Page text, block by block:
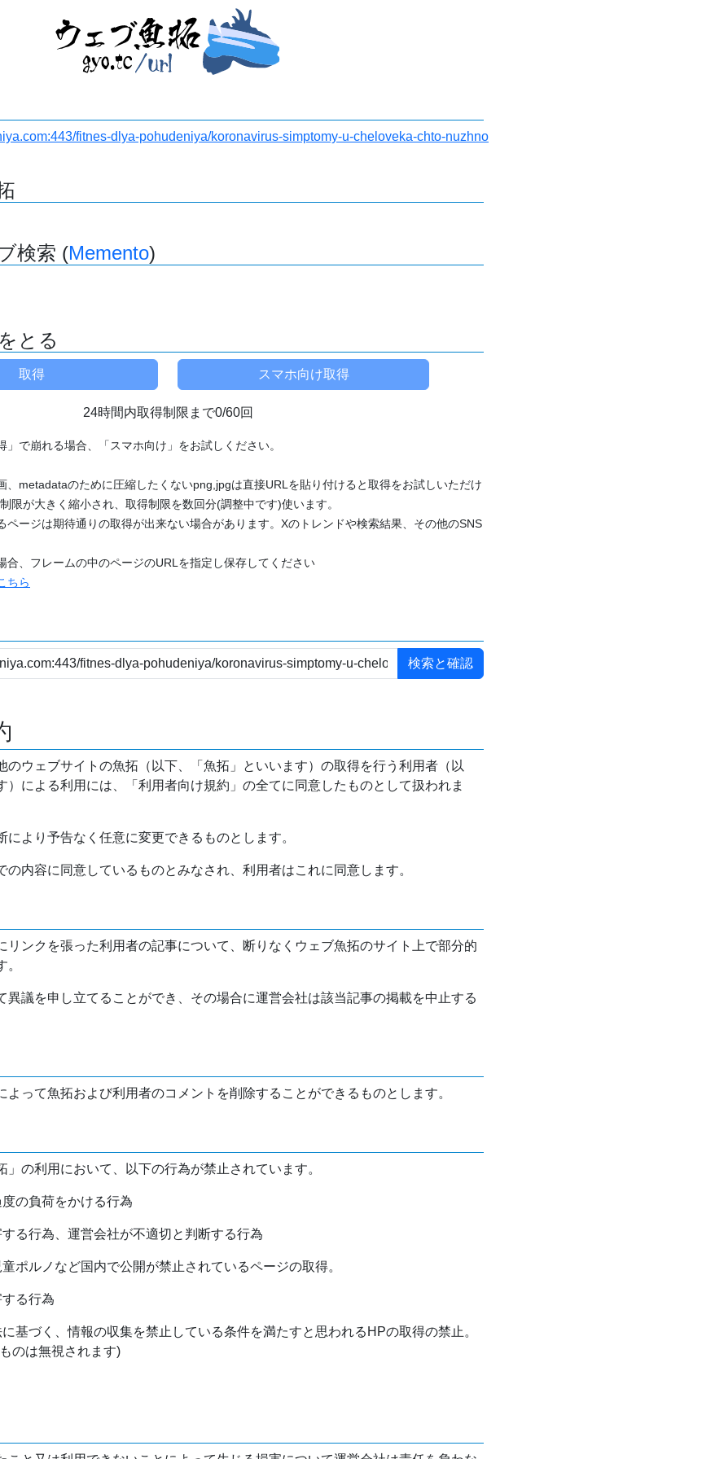
fitnes-dlya-pohudeniya/koronavirus-simptomy-u-cheloveka-chto-nuzhno
検索 (Memento)
とる
24時間内取得制限まで0/60回
で崩れる場合、「スマホ向け」をお試しください。
、metadataのために圧縮したくないpng,jpgは直接URLを貼り付けると取得をお試しいただけ
限が大きく縮小され、取得制限を数回分(調整中です)使います。
ページは期待通りの取得が出来ない場合があります。Xのトレンドや検索結果、その他のSNS
合、フレームの中のページのURLを指定し保存してください
ちら
のウェブサイトの魚拓（以下、「魚拓」といいます）の取得を行う利用者（以
）による利用には、「利用者向け規約」の全てに同意したものとして扱われま
より予告なく任意に変更できるものとします。
の内容に同意しているものとみなされ、利用者はこれに同意します。
リンクを張った利用者の記事について、断りなくウェブ魚拓のサイト上で部分的
異議を申し立てることができ、その場合に運営会社は該当記事の掲載を中止する
よって魚拓および利用者のコメントを削除することができるものとします。
」の利用において、以下の行為が禁止されています。
の負荷をかける行為
る行為、運営会社が不適切と判断する行為
ポルノなど国内で公開が禁止されているページの取得。
る行為
基づく、情報の収集を禁止している条件を満たすと思われるHPの取得の禁止。
のは無視されます)